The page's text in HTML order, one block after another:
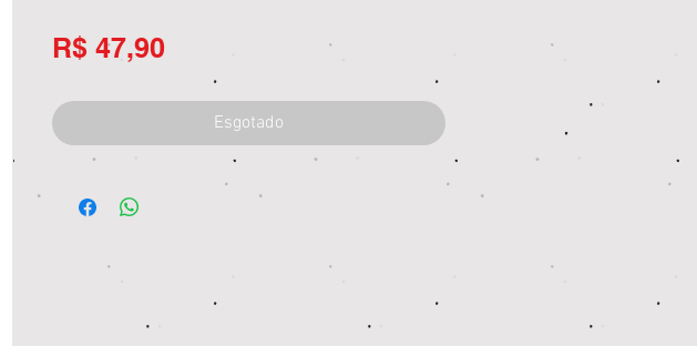
R$ 47,90
Esgotado